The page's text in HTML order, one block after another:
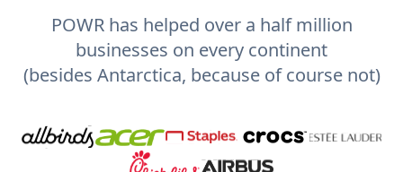
POWR has helped over a half million
businesses on every continent
(besides Antarctica, because of course not)